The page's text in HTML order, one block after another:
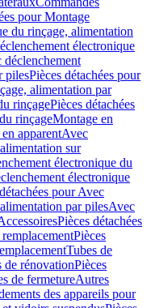
pour Montage
du rinçage, alimentation
électronique
déclenchement
pilesPièces détachées pour
alimentation par
rinçagePièces détachées
rinçageMontage en
apparentAvec
sur
électronique du
électronique
pour Avec
par pilesAvec
Pièces détachées
Pièces
Tubes de
de rénovationPièces
de fermetureAutres
des appareils pour